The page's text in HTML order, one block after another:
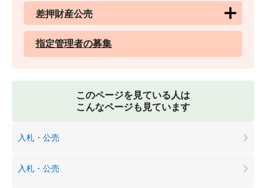
差押財産公売
指定管理者の募集
このページを見ている人は
こんなページも見ています
入札・公売
入札・公売